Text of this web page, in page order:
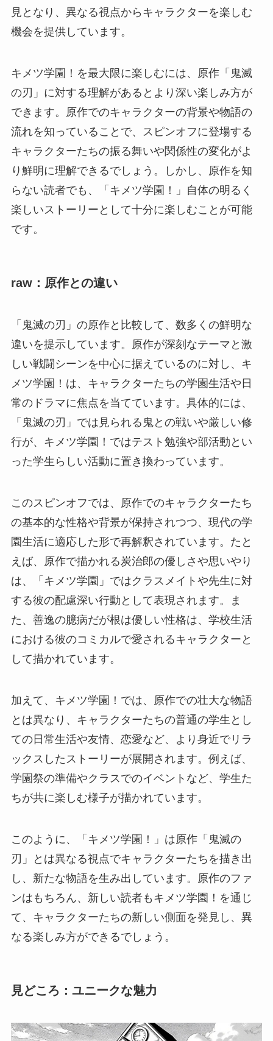
見となり、異なる視点からキャラクターを楽しむ
機会を提供しています。
キメツ学園！を最大限に楽しむには、原作「鬼滅
の刃」に対する理解があるとより深い楽しみ方が
できます。原作でのキャラクターの背景や物語の
流れを知っていることで、スピンオフに登場する
キャラクターたちの振る舞いや関係性の変化がよ
り鮮明に理解できるでしょう。しかし、原作を知
らない読者でも、「キメツ学園！」自体の明るく
楽しいストーリーとして十分に楽しむことが可能
です。
raw：原作との違い
「鬼滅の刃」の原作と比較して、数多くの鮮明な
違いを提示しています。原作が深刻なテーマと激
しい戦闘シーンを中心に据えているのに対し、キ
メツ学園！は、キャラクターたちの学園生活や日
常のドラマに焦点を当てています。具体的には、
「鬼滅の刃」では見られる鬼との戦いや厳しい修
行が、キメツ学園！ではテスト勉強や部活動とい
った学生らしい活動に置き換わっています。
このスピンオフでは、原作でのキャラクターたち
の基本的な性格や背景が保持されつつ、現代の学
園生活に適応した形で再解釈されています。たと
えば、原作で描かれる炭治郎の優しさや思いやり
は、「キメツ学園」ではクラスメイトや先生に対
する彼の配慮深い行動として表現されます。ま
た、善逸の臆病だが根は優しい性格は、学校生活
における彼のコミカルで愛されるキャラクターと
して描かれています。
加えて、キメツ学園！では、原作での壮大な物語
とは異なり、キャラクターたちの普通の学生とし
ての日常生活や友情、恋愛など、より身近でリラ
ックスしたストーリーが展開されます。例えば、
学園祭の準備やクラスでのイベントなど、学生た
ちが共に楽しむ様子が描かれています。
このように、「キメツ学園！」は原作「鬼滅の
刃」とは異なる視点でキャラクターたちを描き出
し、新たな物語を生み出しています。原作のファ
ンはもちろん、新しい読者もキメツ学園！を通じ
て、キャラクターたちの新しい側面を発見し、異
なる楽しみ方ができるでしょう。
見どころ：ユニークな魅力